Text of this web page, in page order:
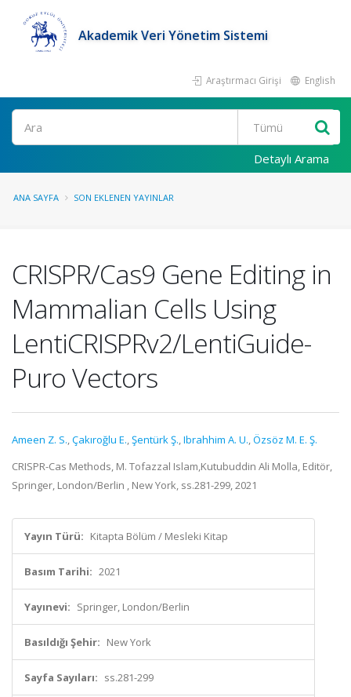
Akademik Veri Yönetim Sistemi
Araştırmacı Girişi English
Ara
Detaylı Arama
ANA SAYFA SON EKLENEN YAYINLAR
CRISPR/Cas9 Gene Editing in
Mammalian Cells Using
LentiCRISPRv2/LentiGuide-
Puro Vectors
Ameen Z. S.,Çakıroğlu E.,Şentürk Ş.,Ibrahhim A. U.,Özsöz M. E. Ş.
CRISPR-Cas Methods, M. Tofazzal Islam,Kutubuddin Ali Molla, Editör,
Springer, London/Berlin , New York, ss.281-299, 2021
Yayın Türü: Kitapta Bölüm / Mesleki Kitap
Basım Tarihi: 2021
Yayınevi: Springer, London/Berlin
Basıldığı Şehir: New York
Sayfa Sayıları: ss.281-299